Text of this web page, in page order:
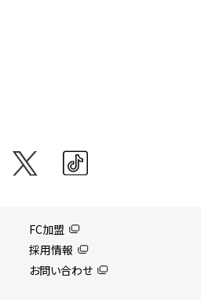
FC加盟
採用情報
お問い合わせ